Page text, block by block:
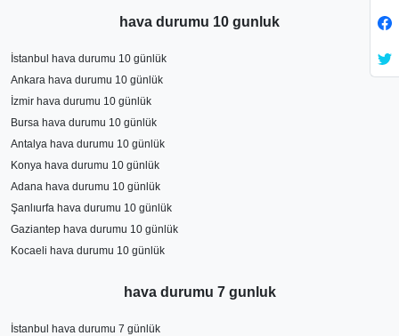
hava durumu 10 gunluk
İstanbul hava durumu 10 günlük
Ankara hava durumu 10 günlük
İzmir hava durumu 10 günlük
Bursa hava durumu 10 günlük
Antalya hava durumu 10 günlük
Konya hava durumu 10 günlük
Adana hava durumu 10 günlük
Şanlıurfa hava durumu 10 günlük
Gaziantep hava durumu 10 günlük
Kocaeli hava durumu 10 günlük
hava durumu 7 gunluk
İstanbul hava durumu 7 günlük